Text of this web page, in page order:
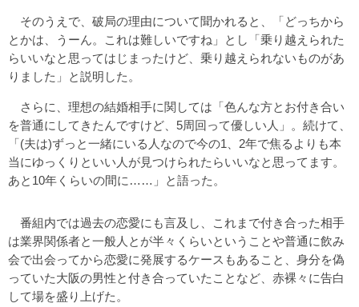
そのうえで、破局の理由について聞かれると、「どっちから
とかは、うーん。これは難しいですね」とし「乗り越えられた
らいいなと思ってはじまったけど、乗り越えられないものがあ
りました」と説明した。
さらに、理想の結婚相手に関しては「色んな方とお付き合い
を普通にしてきたんですけど、5周回って優しい人」。続けて、
「(夫は)ずっと一緒にいる人なので今の1、2年で焦るよりも本
当にゆっくりといい人が見つけられたらいいなと思ってます。
あと10年くらいの間に……」と語った。
番組内では過去の恋愛にも言及し、これまで付き合った相手
は業界関係者と一般人とが半々くらいということや普通に飲み
会で出会ってから恋愛に発展するケースもあること、身分を偽
っていた大阪の男性と付き合っていたことなど、赤裸々に告白
して場を盛り上げた。